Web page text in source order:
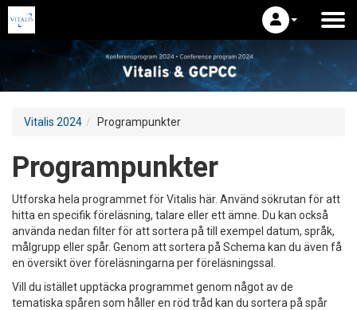
Vitalis 2024 Programpunkter
Programpunkter
Utforska hela programmet för Vitalis här. Använd sökrutan för att
hitta en specifik föreläsning, talare eller ett ämne. Du kan också
använda nedan filter för att sortera på till exempel datum, språk,
målgrupp eller spår. Genom att sortera på Schema kan du även få
en översikt över föreläsningarna per föreläsningssal.
Vill du istället upptäcka programmet genom något av de
tematiska spåren som håller en röd tråd kan du sortera på spår